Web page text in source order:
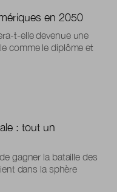
en 2050
t-elle devenue une
comme le diplôme et
: tout un
gagner la bataille des
dans la sphère